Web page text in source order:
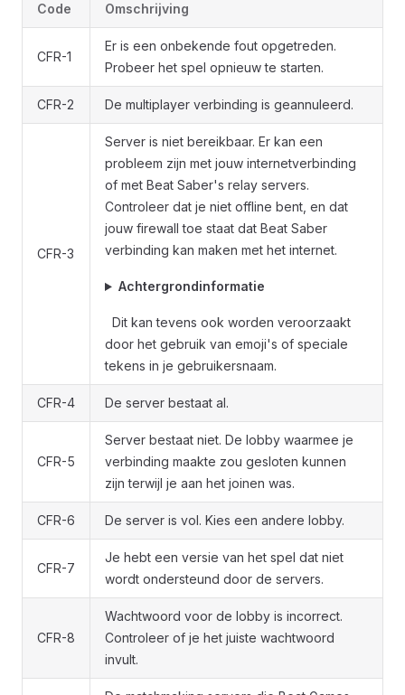
Code Omschrijving
CFR-1
Er is een onbekende fout opgetreden.
Probeer het spel opnieuw te starten.
CFR-2 De multiplayer verbinding is geannuleerd.
CFR-3
Server is niet bereikbaar. Er kan een
probleem zijn met jouw internetverbinding
of met Beat Saber's relay servers.
Controleer dat je niet offline bent, en dat
jouw firewall toe staat dat Beat Saber
verbinding kan maken met het internet.
Achtergrondinformatie
Dit kan tevens ook worden veroorzaakt
door het gebruik van emoji's of speciale
tekens in je gebruikersnaam.
CFR-4 De server bestaat al.
CFR-5
Server bestaat niet. De lobby waarmee je
verbinding maakte zou gesloten kunnen
zijn terwijl je aan het joinen was.
CFR-6 De server is vol. Kies een andere lobby.
CFR-7
Je hebt een versie van het spel dat niet
wordt ondersteund door de servers.
CFR-8
Wachtwoord voor de lobby is incorrect.
Controleer of je het juiste wachtwoord
invult.